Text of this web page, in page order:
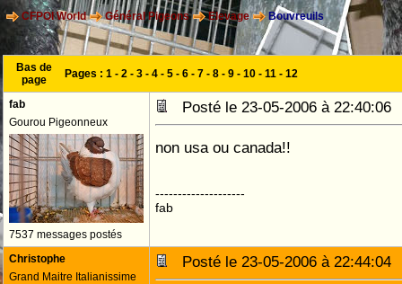
CFPOI World Général Pigeons Elevage Bouvreuils
Bas de
page
Pages : 1 - 2 - 3 - 4 - 5 - 6 - 7 - 8 - 9 - 10 - 11 - 12
fab
Gourou Pigeonneux
7537 messages postés
Posté le 23-05-2006 à
non usa ou canada!!
--------------------
fab
Christophe
Grand Maitre Italianissime
Posté le 23-05-2006 à